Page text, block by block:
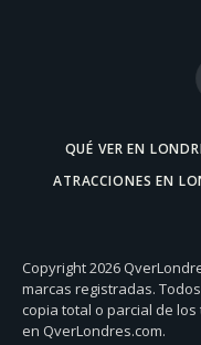
QUÉ VER EN
ATRACCIONES EN
Copyright 2026
marcas registradas.
copia total o parcial de
en QverLondres.com.